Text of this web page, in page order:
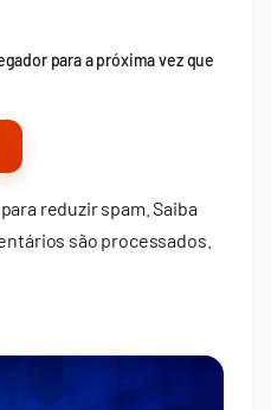
para a próxima vez que
reduzir spam.Saiba
são processados